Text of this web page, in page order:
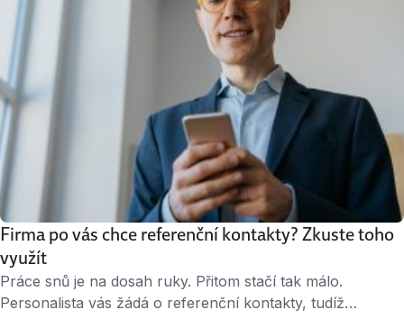
Firma po vás chce referenční kontakty? Zkuste toho
využít
Práce snů je na dosah ruky. Přitom stačí tak málo.
Personalista vás žádá o referenční kontakty, tudíž